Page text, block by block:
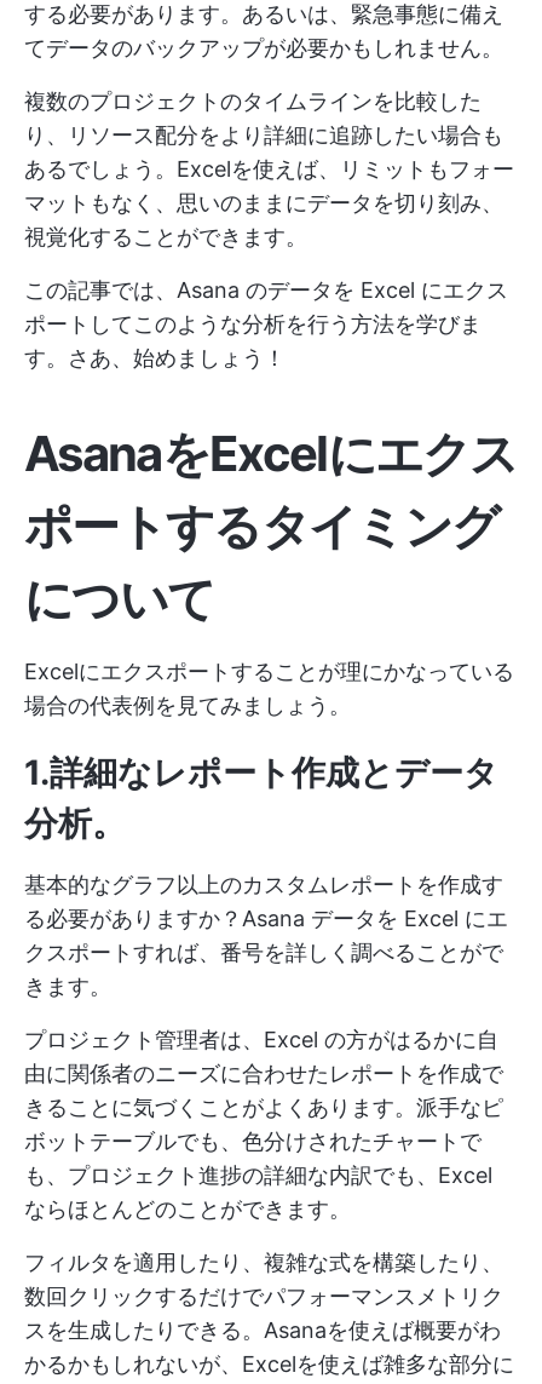
する必要があります。あるいは、緊急事態に備え
てデータのバックアップが必要かもしれません。
複数のプロジェクトのタイムラインを比較した
り、リソース配分をより詳細に追跡したい場合も
あるでしょう。Excelを使えば、リミットもフォー
マットもなく、思いのままにデータを切り刻み、
視覚化することができます。
この記事では、Asana のデータを Excel にエクス
ポートしてこのような分析を行う方法を学びま
す。さあ、始めましょう！
AsanaをExcelにエクス
ポートするタイミング
について
Excelにエクスポートすることが理にかなっている
場合の代表例を見てみましょう。
1.詳細なレポート作成とデータ
分析。
基本的なグラフ以上のカスタムレポートを作成す
る必要がありますか？Asana データを Excel にエ
クスポートすれば、番号を詳しく調べることがで
きます。
プロジェクト管理者は、Excel の方がはるかに自
由に関係者のニーズに合わせたレポートを作成で
きることに気づくことがよくあります。派手なピ
ボットテーブルでも、色分けされたチャートで
も、プロジェクト進捗の詳細な内訳でも、Excel
ならほとんどのことができます。
フィルタを適用したり、複雑な式を構築したり、
数回クリックするだけでパフォーマンスメトリク
スを生成したりできる。Asanaを使えば概要がわ
かるかもしれないが、Excelを使えば雑多な部分に